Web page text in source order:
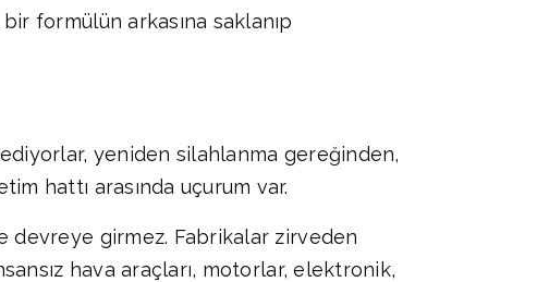
formülün arkasına saklanıp
yeniden silahlanma gereğinden,
hattı arasında uçurum var.
devreye girmez. Fabrikalar zirveden
hava araçları, motorlar, elektronik,